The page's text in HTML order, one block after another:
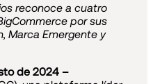
reconoce a cuatro
por sus
Marca Emergente y
de 2024 –